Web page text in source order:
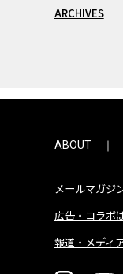
ARCHIVES
ABOUT
メールマガジ
広告・コラボ
報道・メディ